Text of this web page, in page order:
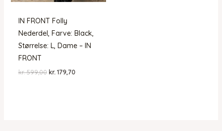
IN FRONT Folly
Nederdel, Farve: Black,
Størrelse: L, Dame – IN
FRONT
kr.599,00 Den
kr. 179,70Den